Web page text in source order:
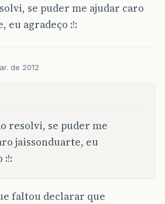
se puder me ajudar caro
eu agradeço :!:
de 2012
resolvi, se puder me
jaissonduarte, eu
:!:
faltou declarar que